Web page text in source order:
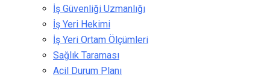
İş Güvenliği Uzmanlığı
İş Yeri Hekimi
İş Yeri Ortam Ölçümleri
Sağlık Taraması
Acil Durum Planı